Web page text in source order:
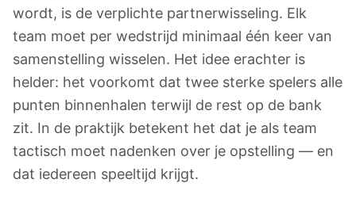
wordt, is de verplichte partnerwisseling. Elk
team moet per wedstrijd minimaal één keer van
samenstelling wisselen. Het idee erachter is
helder: het voorkomt dat twee sterke spelers alle
punten binnenhalen terwijl de rest op de bank
zit. In de praktijk betekent het dat je als team
tactisch moet nadenken over je opstelling — en
dat iedereen speeltijd krijgt.